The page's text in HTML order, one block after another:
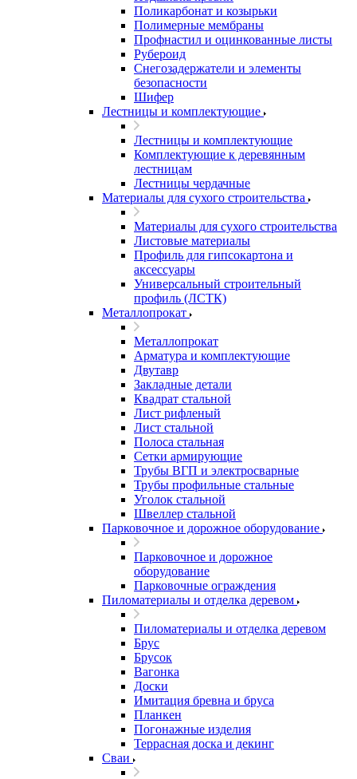
Поликарбонат и козырьки
Полимерные мембраны
Профнастил и оцинкованные листы
Рубероид
Снегозадержатели и элементы
безопасности
Шифер
Лестницы и комплектующие
Лестницы и комплектующие
Комплектующие к деревянным
лестницам
Лестницы чердачные
Материалы для сухого строительства
Материалы для сухого строительства
Листовые материалы
Профиль для гипсокартона и
аксессуары
Универсальный строительный
профиль (ЛСТК)
Металлопрокат
Металлопрокат
Арматура и комплектующие
Двутавр
Закладные детали
Квадрат стальной
Лист рифленый
Лист стальной
Полоса стальная
Сетки армирующие
Трубы ВГП и электросварные
Трубы профильные стальные
Уголок стальной
Швеллер стальной
Парковочное и дорожное оборудование
Парковочное и дорожное
оборудование
Парковочные ограждения
Пиломатериалы и отделка деревом
Пиломатериалы и отделка деревом
Брус
Брусок
Вагонка
Доски
Имитация бревна и бруса
Планкен
Погонажные изделия
Террасная доска и декинг
Сваи